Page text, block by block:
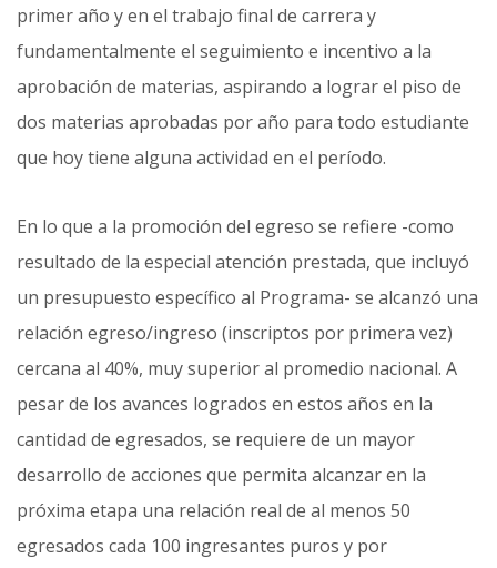
primer año y en el trabajo final de carrera y
fundamentalmente el seguimiento e incentivo a la
aprobación de materias, aspirando a lograr el piso de
dos materias aprobadas por año para todo estudiante
que hoy tiene alguna actividad en el período.
En lo que a la promoción del egreso se refiere -como
resultado de la especial atención prestada, que in­cluyó
un presupuesto específico al Programa- se alcanzó una
relación egreso/ingreso (inscriptos por primera vez)
cercana al 40%, muy superior al promedio nacional. A
pesar de los avances logrados en estos años en la
cantidad de egresados, se requiere de un mayor
desarrollo de acciones que permita alcanzar en la
próxima etapa una relación real de al menos 50
egresados cada 100 ingresantes puros y por